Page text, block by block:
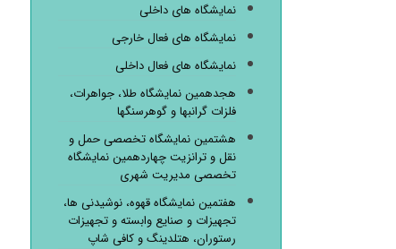
نمایشگاه های داخلی
نمایشگاه های فعال خارجی
نمایشگاه های فعال داخلی
هجدهمین نمایشگاه طلا، جواهرات،
فلزات گرانبها و گوهرسنگها
هشتمین نمایشگاه تخصصی حمل و
نقل و ترانزیت چهاردهمین نمایشگاه
تخصصی مدیریت شهری
هفتمین نمایشگاه قهوه، نوشیدنی ها،
تجهیزات و صنایع وابسته و تجهیزات
رستوران، هتلدینگ و کافی شاپ